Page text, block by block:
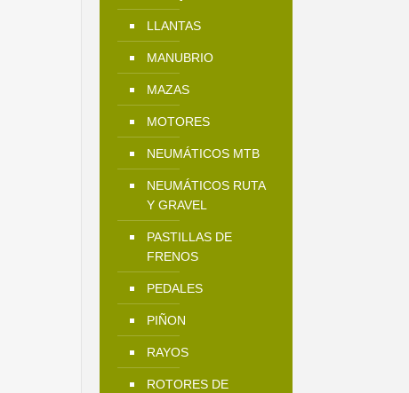
LLANTAS
MANUBRIO
MAZAS
MOTORES
NEUMÁTICOS MTB
NEUMÁTICOS RUTA
Y GRAVEL
PASTILLAS DE
FRENOS
PEDALES
PIÑON
RAYOS
ROTORES DE